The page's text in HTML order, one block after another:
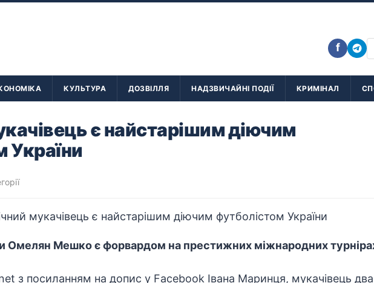
f
КУЛЬТУРА ДОЗВІЛЛЯ НАДЗВИЧАЙНІ ПОДІЇ КРИМІНАЛ
є найстарішим діючим
України
Омелян Мешко є форвардом на престижних міжнародних
з посиланням на допис у Facebook Івана Маринця, мукачівець